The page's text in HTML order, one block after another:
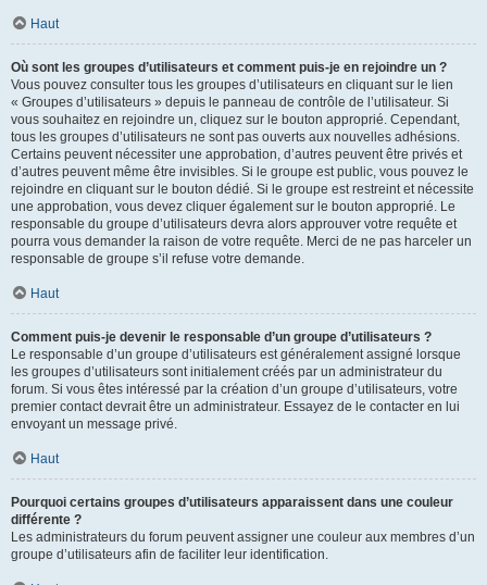
Haut
Où sont les groupes d’utilisateurs et comment puis-je en rejoindre un ?
Vous pouvez consulter tous les groupes d’utilisateurs en cliquant sur le lien
« Groupes d’utilisateurs » depuis le panneau de contrôle de l’utilisateur. Si
vous souhaitez en rejoindre un, cliquez sur le bouton approprié. Cependant,
tous les groupes d’utilisateurs ne sont pas ouverts aux nouvelles adhésions.
Certains peuvent nécessiter une approbation, d’autres peuvent être privés et
d’autres peuvent même être invisibles. Si le groupe est public, vous pouvez le
rejoindre en cliquant sur le bouton dédié. Si le groupe est restreint et nécessite
une approbation, vous devez cliquer également sur le bouton approprié. Le
responsable du groupe d’utilisateurs devra alors approuver votre requête et
pourra vous demander la raison de votre requête. Merci de ne pas harceler un
responsable de groupe s’il refuse votre demande.
Haut
Comment puis-je devenir le responsable d’un groupe d’utilisateurs ?
Le responsable d’un groupe d’utilisateurs est généralement assigné lorsque
les groupes d’utilisateurs sont initialement créés par un administrateur du
forum. Si vous êtes intéressé par la création d’un groupe d’utilisateurs, votre
premier contact devrait être un administrateur. Essayez de le contacter en lui
envoyant un message privé.
Haut
Pourquoi certains groupes d’utilisateurs apparaissent dans une couleur
différente ?
Les administrateurs du forum peuvent assigner une couleur aux membres d’un
groupe d’utilisateurs afin de faciliter leur identification.